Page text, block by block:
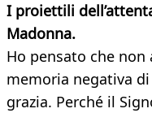
I proiettili
Madonna.
Ho pensato che
memoria negativa
grazia. Perché il